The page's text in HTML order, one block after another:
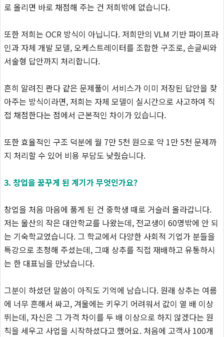
로 올리면 바로 채점해 주는 건 저희밖에 없습니다.
또한 저희는 OCR 방식이 아닙니다. 저희만의 VLM 기반 파이프라
인과 자체 개발 모델, 오케스트레이터를 조합한 구조로, 손글씨와
서술형 답안까지 처리합니다.
흔히 알려진 콴다 같은 문제풀이 서비스가 이미 저장된 답안을 찾
아주는 방식이라면, 저희는 자체 모델이 실시간으로 사고하여 직
접 채점한다는 점에서 근본적인 차이가 있습니다.
또한 효율적인 구조 덕분에 월 7만 5천 원으로 약 1만 5천 문제까
지 처리할 수 있어 비용 부담도 낮췄습니다.
3. 창업을 꿈꾸게 된 계기가 무엇인가요?
창업을 처음 마음에 품게 된 건 중학생 때로 거슬러 올라갑니다.
저는 울산의 작은 대안학교를 나왔는데, 전교생이 60명밖에 안 되
는 기숙학교였습니다. 그 학교에서 다양한 사회적 기업가 분들을
특강으로 초청해 주셨는데, 그때 상추를 직접 재배하고 유통하시
는 한 대표님을 만났습니다.
그분이 하셨던 말씀이 아직도 기억에 남습니다. 원래 상추는 여름
에 너무 흔해서 싸고, 겨울에는 키우기 어려워서 값이 열 배 이상
뛰는데, 자신은 그 가격 차이를 두 배 이상으로 하지 않겠다는 원
칙을 세우고 사업을 시작하셨다고 했어요. 처음에 고객사 100개